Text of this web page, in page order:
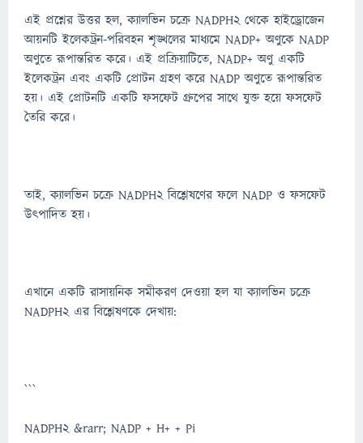
এই প্রশ্নের উত্তর হল, ক্যালভিন চক্রে NADPH2 থেকে হাইড্রোজেন
আয়নটি ইলেকট্রন-পরিবহন শৃঙ্খলের মাধ্যমে NADP+ অণুকে NADP
অণুতে রূপান্তরিত করে। এই প্রক্রিয়াটিতে, NADP+ অণু একটি
ইলেকট্রন এবং একটি প্রোটন গ্রহণ করে NADP অণুতে রূপান্তরিত
হয়। এই প্রোটনটি একটি ফসফেট গ্রুপের সাথে যুক্ত হয়ে ফসফেট
তৈরি করে।
তাই, ক্যালভিন চক্রে NADPH2 বিশ্লেষণের ফলে NADP ও ফসফেট
উৎপাদিত হয়।
এখানে একটি রাসায়নিক সমীকরণ দেওয়া হল যা ক্যালভিন চক্রে
NADPH2 এর বিশ্লেষণকে দেখায়:
```
NADPH2 &rarr; NADP + H+ + Pi